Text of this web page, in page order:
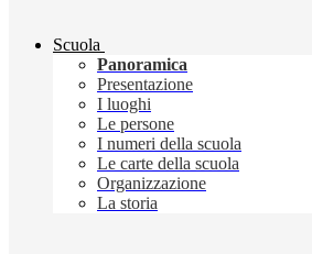
Scuola
Panoramica
Presentazione
I luoghi
Le persone
I numeri della scuola
Le carte della scuola
Organizzazione
La storia